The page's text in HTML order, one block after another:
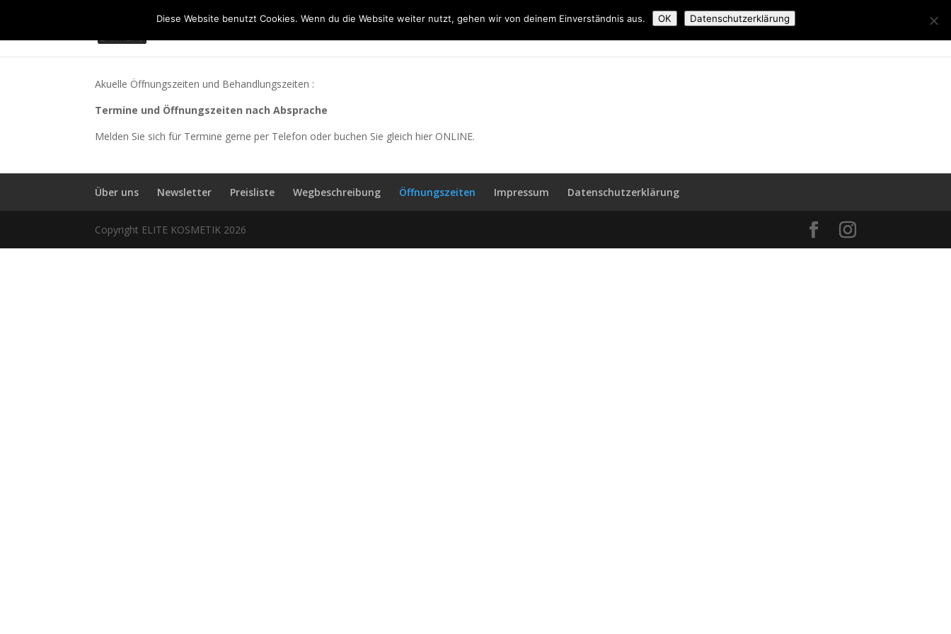
Biologique Recherche Hautanalyse Online Shop Online Termine
Akuelle Öffnungszeiten und Behandlungszeiten :
Termine und Öffnungszeiten nach Absprache
Melden Sie sich für Termine gerne per Telefon oder buchen Sie gleich hier ONLINE.
Über uns Newsletter Preisliste Wegbeschreibung Öffnungszeiten Impressum Datenschutzerklärung
Copyright ELITE KOSMETIK 2026
Diese Website benutzt Cookies. Wenn du die Website weiter nutzt, gehen wir von deinem Einverständnis aus. OK Datenschutzerklärung